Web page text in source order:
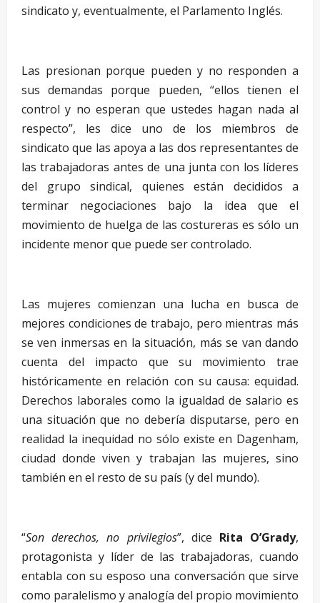
sindicato y, eventualmente, el Parlamento Inglés.
Las presionan porque pueden y no responden a
sus demandas porque pueden, “ellos tienen el
control y no esperan que ustedes hagan nada al
respecto”, les dice uno de los miembros de
sindicato que las apoya a las dos representantes de
las trabajadoras antes de una junta con los líderes
del grupo sindical, quienes están decididos a
terminar negociaciones bajo la idea que el
movimiento de huelga de las costureras es sólo un
incidente menor que puede ser controlado.
Las mujeres comienzan una lucha en busca de
mejores condiciones de trabajo, pero mientras más
se ven inmersas en la situación, más se van dando
cuenta del impacto que su movimiento trae
históricamente en relación con su causa: equidad.
Derechos laborales como la igualdad de salario es
una situación que no debería disputarse, pero en
realidad la inequidad no sólo existe en Dagenham,
ciudad donde viven y trabajan las mujeres, sino
también en el resto de su país (y del mundo).
“Son derechos, no privilegios”, dice Rita O’Grady,
protagonista y líder de las trabajadoras, cuando
entabla con su esposo una conversación que sirve
como paralelismo y analogía del propio movimiento